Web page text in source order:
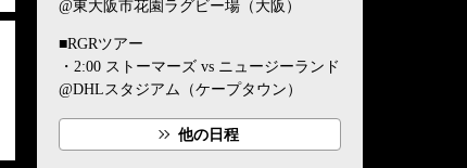
@東大阪市花園ラグビー場（大阪）
■RGRツアー
・2:00 ストーマーズ vs ニュージーランド
@DHLスタジアム（ケープタウン）
他の日程